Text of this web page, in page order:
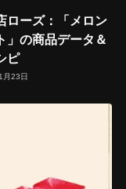
ローズ：「メロン
」の商品データ＆
ピ
月23日